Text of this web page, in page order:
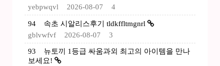
yebpwqvl
2026-08-07 4
94
속초 시알리스후기 tldkffltmgnrl
gblvwfvf
2026-08-07 3
93
뉴토끼 1등급 싸움과외 최고의 아이템을 만나
보세요!